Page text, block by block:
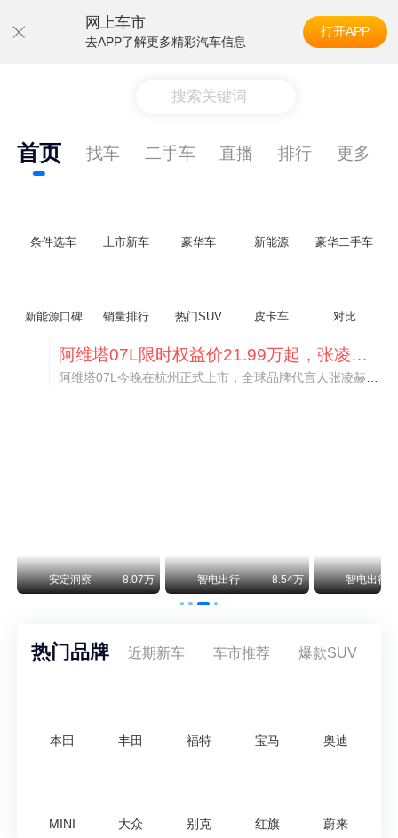
网上车市
去APP了解更多精彩汽车信息
打开APP
搜索关键词
首页 找车 二手车 直播 排行 更多
条件选车 上市新车 豪华车 新能源 豪华二手车
新能源口碑 销量排行 热门SUV 皮卡车 对比
阿维塔07L限时权益价21.99万起，张凌赫成首位车主
阿维塔07L今晚在杭州正式上市，全球品牌代言人张凌赫现场提车，成为这台车的第一位主人。三个版本：Elite纯电版22.99万，Max+后驱纯电版24.99万，Ultra三电机四驱版27.99万。
安定洞察 8.07万 智电出行 8.54万 智电出行
热门品牌 近期新车 车市推荐 爆款SUV
本田 丰田 福特 宝马 奥迪
MINI 大众 别克 红旗 蔚来